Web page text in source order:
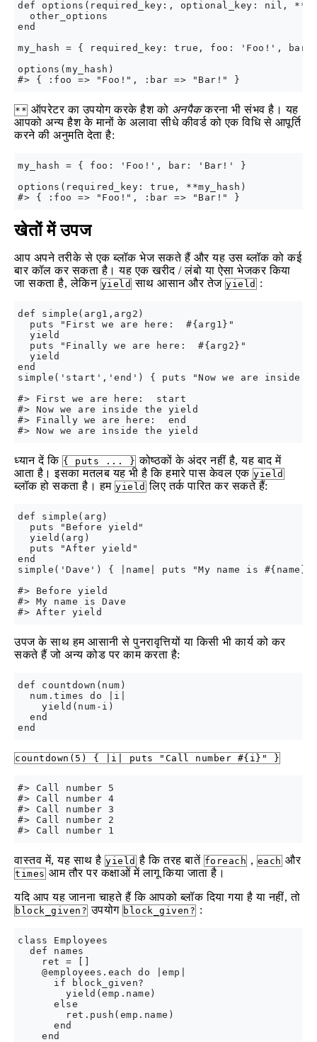
def options(required_key:, optional_key: nil,
  other_options
end
my_hash = { required_key: true, foo: 'Foo!',
options(my_hash)
** ऑपरेटर का उपयोग करके हैश को अनपैककरना भी संभव है। यह
आपको अन्य हैश के मानों के अलावा सीधे कीवर्ड को एक विधि से आपूर्ति
करने की अनुमति देता है:
my_hash = { foo: 'Foo!', bar: 'Bar!' }
options(required_key: true, **my_hash)
खेतों में उपज
आप अपने तरीके से एक ब्लॉक भेज सकते हैं और यह उस ब्लॉक को कई
बार कॉल कर सकता है। यह एक खरीद / लंबो या ऐसा भेजकर किया
जा सकता है, लेकिन yield साथ आसान और तेज yield :
def simple(arg1,arg2)
  puts "First we are here:  #{arg1}"
  yield
  puts "Finally we are here:  #{arg2}"
  yield
end
simple('start','end') { puts "Now we are inside
#> First we are here:  start
#> Now we are inside the yield
#> Finally we are here:  end
ध्यान दें कि { puts ... } कोष्ठकों के अंदर नहीं है, यह बाद में
आता है। इसका मतलब यह भी है कि हमारे पास केवल एक yield
ब्लॉक हो सकता है। हम yield लिए तर्क पारित कर सकते हैं:
def simple(arg)
  puts "Before yield"
  yield(arg)
  puts "After yield"
end
simple('Dave') { |name| puts "My name is
#> Before yield
#> My name is Dave
उपज के साथ हम आसानी से पुनरावृत्तियों या किसी भी कार्य को कर
सकते हैं जो अन्य कोड पर काम करता है:
def countdown(num)
  num.times do |i|
    yield(num-i)
  end
countdown(5) { |i| puts "Call number #{i}" }
#> Call number 5
#> Call number 4
#> Call number 3
#> Call number 2
वास्तव में, यह साथ है yield है कि तरह बातें foreach , each और
times आम तौर पर कक्षाओं में लागू किया जाता है।
यदि आप यह जानना चाहते हैं कि आपको ब्लॉक दिया गया है या नहीं, तो
block_given? उपयोग block_given? :
class Employees
  def names
    ret = []
    @employees.each do |emp|
      if block_given?
        yield(emp.name)
      else
        ret.push(emp.name)
      end
    end